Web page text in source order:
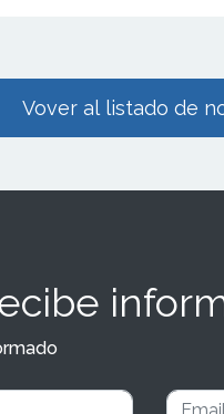
Vover al listado de